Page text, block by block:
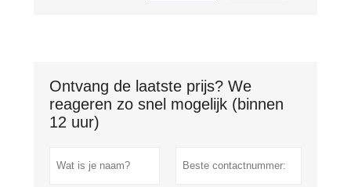
Ontvang de laatste prijs? We
reageren zo snel mogelijk (binnen
12 uur)